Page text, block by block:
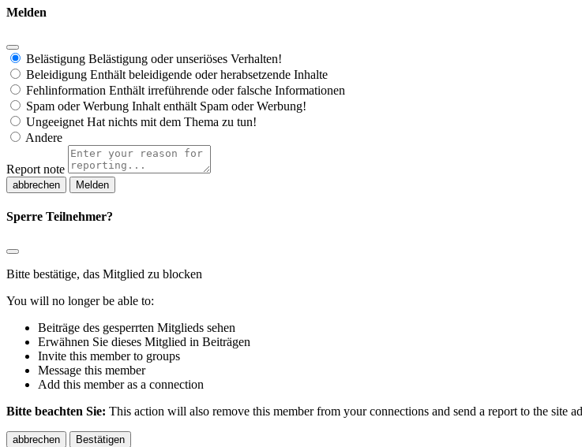
Melden
Belästigung Belästigung oder unseriöses Verhalten!
Beleidigung Enthält beleidigende oder herabsetzende Inhalte
Fehlinformation Enthält irreführende oder falsche Informationen
Spam oder Werbung Inhalt enthält Spam oder Werbung!
Ungeeignet Hat nichts mit dem Thema zu tun!
Andere
Report note
Melden
Sperre Teilnehmer?
Bitte bestätige, das Mitglied zu blocken
You will no longer be able to:
Beiträge des gesperrten Mitglieds sehen
Erwähnen Sie dieses Mitglied in Beiträgen
Invite this member to groups
Message this member
Add this member as a connection
Bitte beachten Sie: This action will also remove this member from your connections and send a report to the site
Bestätigen